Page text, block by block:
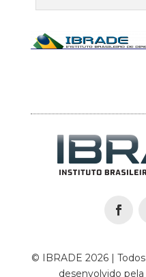
© IBRADE 2026 |
desenvolvido